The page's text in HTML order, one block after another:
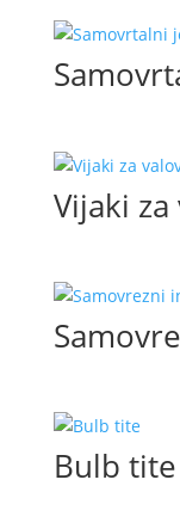
Vijaki
Bulb tite